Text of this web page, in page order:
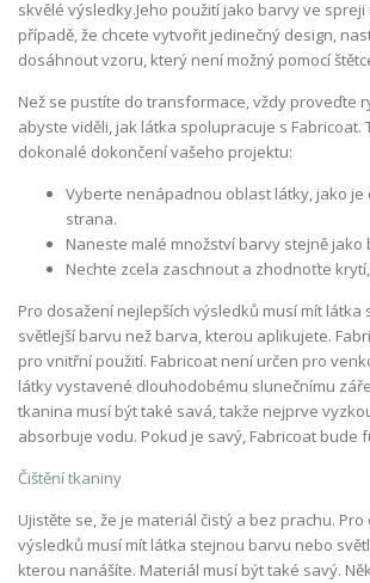
skvělé výsledky.Jeho použití jako barvy ve
případě, že chcete vytvořit jedinečný design,
dosáhnout vzoru, který není možný pomocí
Než se pustíte do transformace, vždy proveďte
abyste viděli, jak látka spolupracuje s Fabricoat.
dokonalé dokončení vašeho projektu:
Vyberte nenápadnou oblast látky, jako
strana.
Naneste malé množství barvy stejně jako
Nechte zcela zaschnout a zhodnoťte
Pro dosažení nejlepších výsledků musí mít
světlejší barvu než barva, kterou aplikujete.
pro vnitřní použití. Fabricoat není určen pro
látky vystavené dlouhodobému slunečnímu
tkanina musí být také savá, takže nejprve
absorbuje vodu. Pokud je savý, Fabricoat bude
Čištění tkaniny
Ujistěte se, že je materiál čistý a bez prachu.
výsledků musí mít látka stejnou barvu nebo
kterou nanášíte. Materiál musí být také savý.